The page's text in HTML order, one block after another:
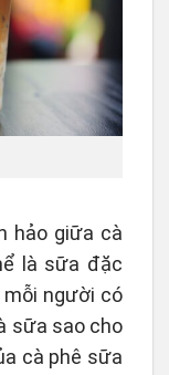
hảo giữa cà
là sữa đặc
mỗi người có
sữa sao cho
cà phê sữa